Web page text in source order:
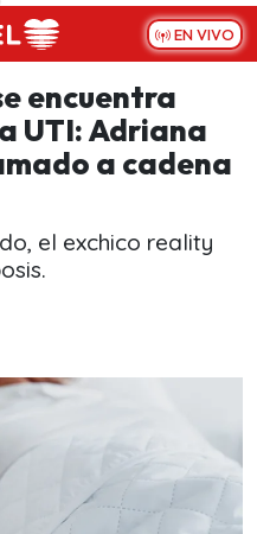
EN VIVO
encuentra
UTI: Adriana
a cadena
el exchico reality